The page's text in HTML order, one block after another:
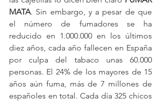
MATA. Sin embargo, y a pesar de que
el número de fumadores se ha
reducido en 1.000.000 en los últimos
diez años, cada año fallecen en España
por culpa del tabaco unas 60.000
personas. El 24% de los mayores de 15
años aún fuma, más de 7 millones de
españoles en total. Cada día 325 chicos